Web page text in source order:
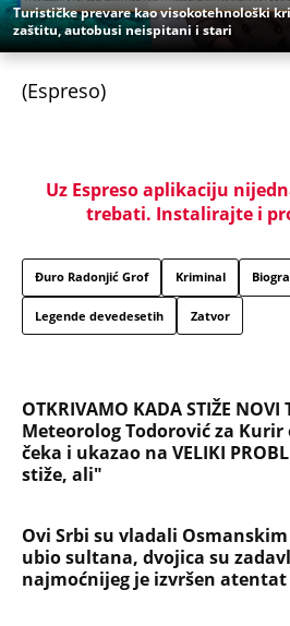
Turističke prevare kao visokotehnološki
zaštitu, autobusi neispitani i stari
(Espreso)
Uz Espreso aplikaciju
trebati. Instalirajte i
Đuro Radonjić Grof Kriminal
Legende devedesetih Zatvor
OTKRIVAMO KADA STIŽE NOVI
Meteorolog Todorović za
čeka i ukazao na VELIKI
stiže, ali"
Ovi Srbi su vladali
ubio sultana, dvojica su
najmoćnijeg je izvršen atentat